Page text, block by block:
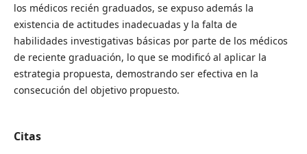
los médicos recién graduados, se expuso además la
existencia de actitudes inadecuadas y la falta de
habilidades investigativas básicas por parte de los médicos
de reciente graduación, lo que se modificó al aplicar la
estrategia propuesta, demostrando ser efectiva en la
consecución del objetivo propuesto.
Citas